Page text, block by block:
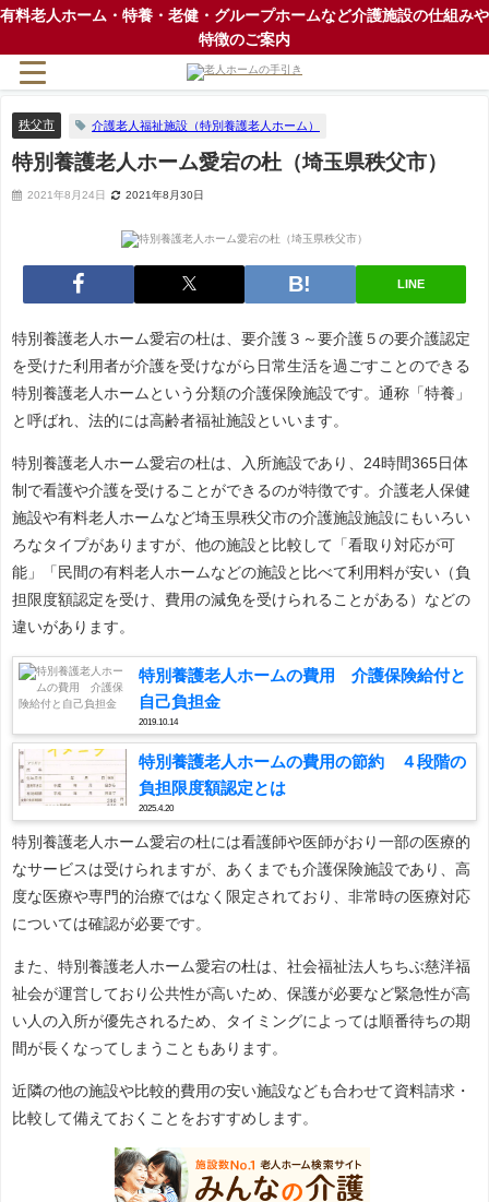
有料老人ホーム・特養・老健・グループホームなど介護施設の仕組みや
特徴のご案内
秩父市 介護老人福祉施設（特別養護老人ホーム）
特別養護老人ホーム愛宕の杜（埼玉県秩父市）
2021年8月24日 2021年8月30日
LINE
特別養護老人ホーム愛宕の杜は、要介護３～要介護５の要介護認定
を受けた利用者が介護を受けながら日常生活を過ごすことのできる
特別養護老人ホームという分類の介護保険施設です。通称「特養」
と呼ばれ、法的には高齢者福祉施設といいます。
特別養護老人ホーム愛宕の杜は、入所施設であり、24時間365日体
制で看護や介護を受けることができるのが特徴です。介護老人保健
施設や有料老人ホームなど埼玉県秩父市の介護施設施設にもいろい
ろなタイプがありますが、他の施設と比較して「看取り対応が可
能」「民間の有料老人ホームなどの施設と比べて利用料が安い（負
担限度額認定を受け、費用の減免を受けられることがある）などの
違いがあります。
特別養護老人ホームの費用 介護保険給付と
自己負担金
2019.10.14
特別養護老人ホームの費用の節約 ４段階の
負担限度額認定とは
2025.4.20
特別養護老人ホーム愛宕の杜には看護師や医師がおり一部の医療的
なサービスは受けられますが、あくまでも介護保険施設であり、高
度な医療や専門的治療ではなく限定されており、非常時の医療対応
については確認が必要です。
また、特別養護老人ホーム愛宕の杜は、社会福祉法人ちちぶ慈洋福
祉会が運営しており公共性が高いため、保護が必要など緊急性が高
い人の入所が優先されるため、タイミングによっては順番待ちの期
間が長くなってしまうこともあります。
近隣の他の施設や比較的費用の安い施設なども合わせて資料請求・
比較して備えておくことをおすすめします。